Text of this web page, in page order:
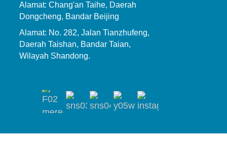
Alamat: Chang'an Taihe, Daerah
Dongcheng, Bandar Beijing
Alamat: No. 282, Jalan Tianzhufeng,
Daerah Taishan, Bandar Taian,
Wilayah Shandong.